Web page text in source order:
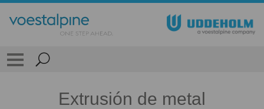
Extrusión de metal